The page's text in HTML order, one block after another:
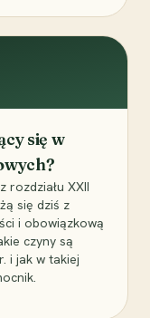
się w
rozdziału XXII
się dziś z
i obowiązkową
czyny są
i jak w takiej